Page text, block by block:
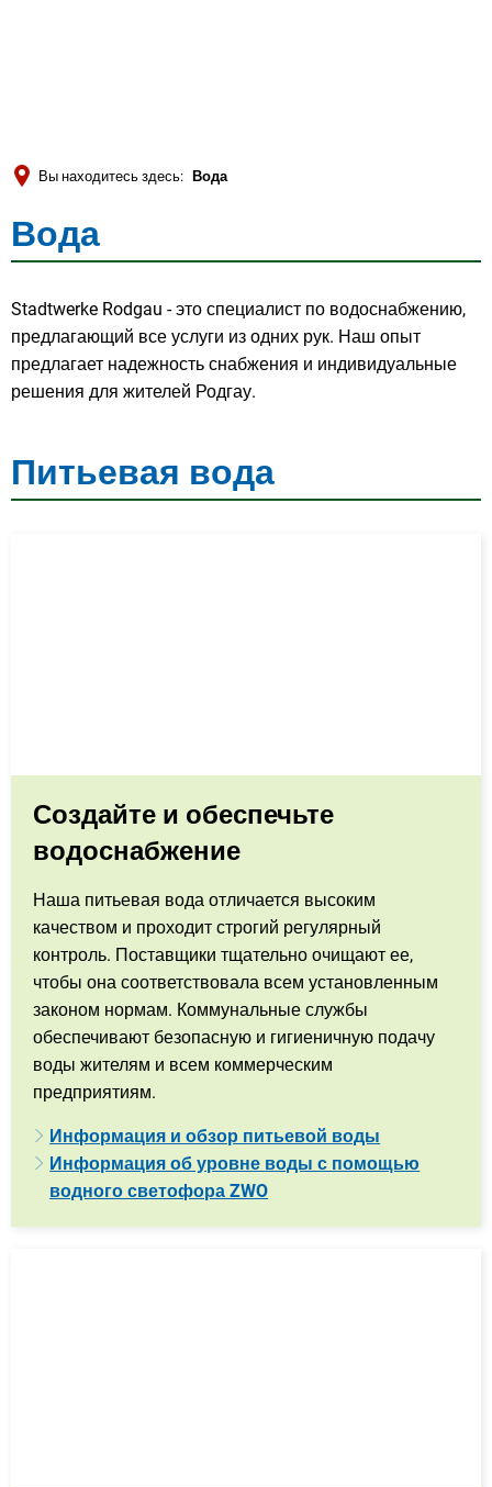
Deutsch MENÜ
Вы находитесь здесь: Вода
Вода
Вода
Stadtwerke Rodgau - это специалист по водоснабжению,
предлагающий все услуги из одних рук. Наш опыт
предлагает надежность снабжения и индивидуальные
решения для жителей Родгау.
Питьевая вода
Создайте и обеспечьте
водоснабжение
Наша питьевая вода отличается высоким
качеством и проходит строгий регулярный
контроль. Поставщики тщательно очищают ее,
чтобы она соответствовала всем установленным
законом нормам. Коммунальные службы
обеспечивают безопасную и гигиеничную подачу
воды жителям и всем коммерческим
предприятиям.
Информация и обзор питьевой воды
Информация об уровне воды с помощью
водного светофора ZWO